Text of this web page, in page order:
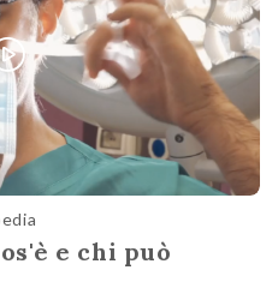
e chi può